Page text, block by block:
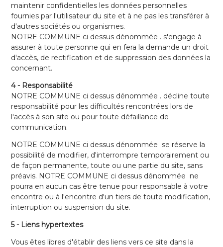
maintenir confidentielles les données personnelles
fournies par l'utilisateur du site et à ne pas les transférer à
d'autres sociétés ou organismes.
NOTRE COMMUNE ci dessus dénommée . s'engage à
assurer à toute personne qui en fera la demande un droit
d'accès, de rectification et de suppression des données la
concernant.
4 - Responsabilité
NOTRE COMMUNE ci dessus dénommée . décline toute
responsabilité pour les difficultés rencontrées lors de
l'accès à son site ou pour toute défaillance de
communication.
NOTRE COMMUNE ci dessus dénommée se réserve la
possibilité de modifier, d'interrompre temporairement ou
de façon permanente, toute ou une partie du site, sans
préavis. NOTRE COMMUNE ci dessus dénommée ne
pourra en aucun cas être tenue pour responsable à votre
encontre ou à l'encontre d'un tiers de toute modification,
interruption ou suspension du site.
5 - Liens hypertextes
Vous êtes libres d'établir des liens vers ce site dans la